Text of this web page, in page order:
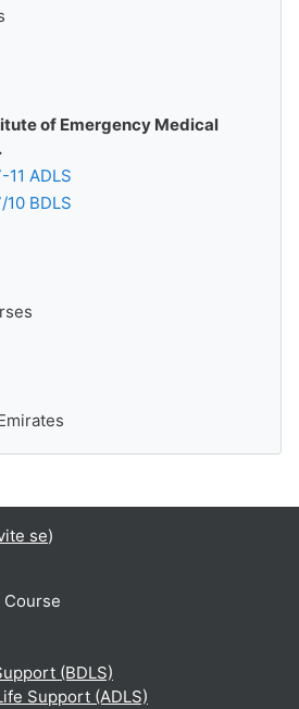
of Emergency Medical
ADLS
BDLS
se)
(BDLS)
Support (ADLS)